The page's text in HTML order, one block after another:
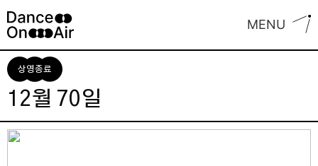
to
content
MENU
상영종료
12월 70일